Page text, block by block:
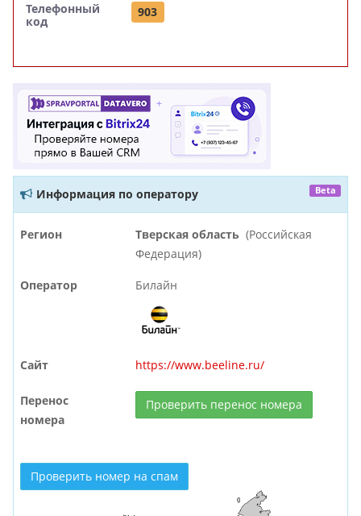
Телефонный
код
903
Информация по оператору Beta
Регион Тверская область (Российская
Федерация)
Оператор Билайн
Сайт https://www.beeline.ru/
Перенос
номера
Проверить перенос номера
Проверить номер на спам